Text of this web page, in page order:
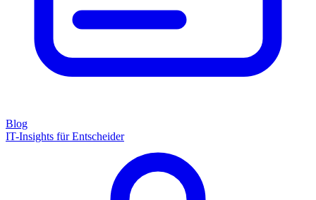
Blog
IT-Insights für Entscheider